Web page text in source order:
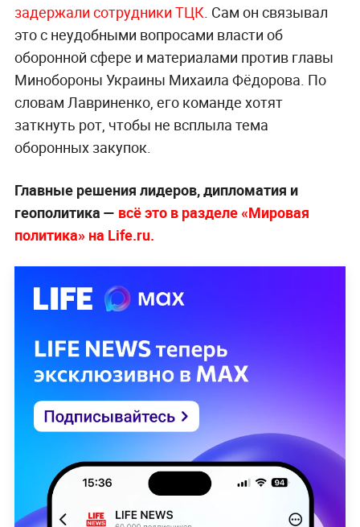
задержали сотрудники ТЦК. Сам он связывал
это с неудобными вопросами власти об
оборонной сфере и материалами против главы
Минобороны Украины Михаила Фёдорова. По
словам Лавриненко, его команде хотят
заткнуть рот, чтобы не всплыла тема
оборонных закупок.
Главные решения лидеров, дипломатия и
геополитика — всё это в разделе «Мировая
политика» на Life.ru.